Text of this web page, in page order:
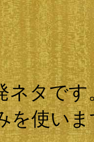
ネタです
を使いま